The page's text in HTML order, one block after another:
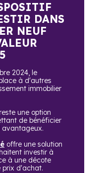
DANS
NEUF
2024, le
à d'autres
immobilier
une option
de bénéficier
offre une solution
investir à
à une décote
prix d'achat.